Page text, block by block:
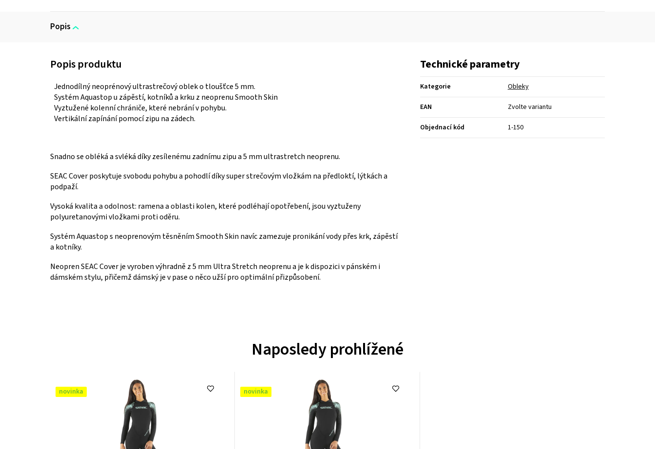
Popis
Jednodílný neoprénovýultrastrečovýoblek o tloušťce 5 mm.
Systém Aquastop u zápěstí, kotníků a krku z neoprenu Smooth Skin
Vyztužené kolenní chrániče, které nebrání v pohybu.
Vertikální zapínání pomocí zipu na zádech.
Snadno se obléká a svléká díky zesílenému zadnímu zipu a 5 mm ultrastretch neoprenu.
SEAC Cover poskytuje svobodu pohybu a pohodlí díky super strečovým vložkám na předloktí, lýtkách a
podpaží.
Vysoká kvalita a odolnost: ramena a oblasti kolen, které podléhají opotřebení, jsou vyztuženy
polyuretanovými vložkami proti oděru.
Systém Aquastop s neoprenovým těsněním Smooth Skin navíc zamezuje pronikání vody přes krk, zápěstí
a kotníky.
Neopren SEAC Cover je vyroben výhradně z 5 mm Ultra Stretch neoprenu a je k dispozici v pánském i
dámském stylu, přičemž dámský je v pase o něco užší pro optimální přizpůsobení.
Technické parametry
Kategorie Obleky
EAN Zvolte variantu
Objednací kód 1-150
Naposledy prohlížené
novinka novinka